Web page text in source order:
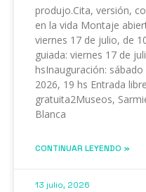
produjo.Cita, versión,
en la vida Montaje
viernes 17 de julio, de
guiada: viernes 17 de
hsInauguración:
2026, 19 hs Entrada
gratuita2Museos,
Blanca
CONTINUAR LEYENDO »
13 julio, 2026